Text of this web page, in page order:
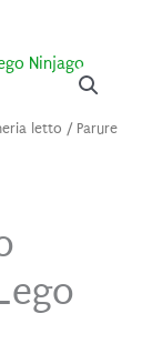
letto / Parure